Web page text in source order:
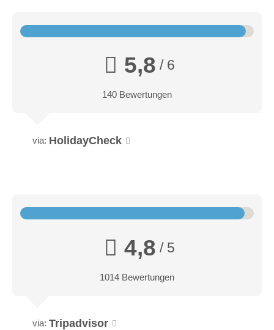
5,8 / 6
140 Bewertungen
via: HolidayCheck
4,8 / 5
1014 Bewertungen
via: Tripadvisor